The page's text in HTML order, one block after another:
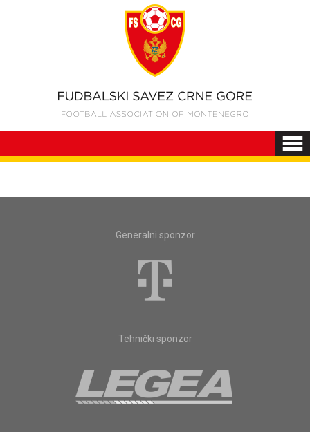
Generalni sponzor
Tehnički sponzor